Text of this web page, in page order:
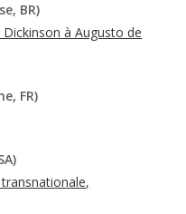
BR)
Dickinson à Augusto de
FR)